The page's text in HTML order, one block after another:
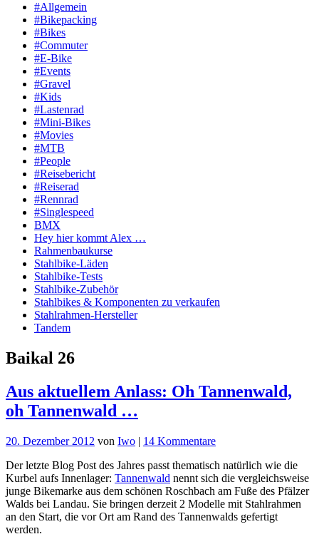
#Allgemein
#Bikepacking
#Bikes
#Commuter
#E-Bike
#Events
#Gravel
#Kids
#Lastenrad
#Mini-Bikes
#Movies
#MTB
#People
#Reisebericht
#Reiserad
#Rennrad
#Singlespeed
BMX
Hey hier kommt Alex …
Rahmenbaukurse
Stahlbike-Läden
Stahlbike-Tests
Stahlbike-Zubehör
Stahlbikes & Komponenten zu verkaufen
Stahlrahmen-Hersteller
Tandem
Baikal 26
Aus aktuellem Anlass: Oh Tannenwald,
oh Tannenwald …
20. Dezember 2012 von Iwo | 14 Kommentarezu
aktuellem
Anlass:
Oh
Tannenwald,
oh
Der letzte Blog Post des Jahres passt thematisch natürlich wie die
Kurbel aufs Innenlager: Tannenwald nennt sich die vergleichsweise
junge Bikemarke aus dem schönen Roschbach am Fuße des Pfälzer
Walds bei Landau. Sie bringen derzeit 2 Modelle mit Stahlrahmen
an den Start, die vor Ort am Rand des Tannenwalds gefertigt
werden.